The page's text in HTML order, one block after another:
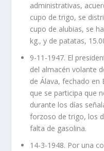
administrativas,
cupo de trigo, se
cupo de alubias, se
kg., y de patatas,
9-11-1947. El
del almacén volante
de Álava, fechado en
que se participa que
durante los días
forzoso de trigo, los
falta de gasolina.
14-3-1948. Por una